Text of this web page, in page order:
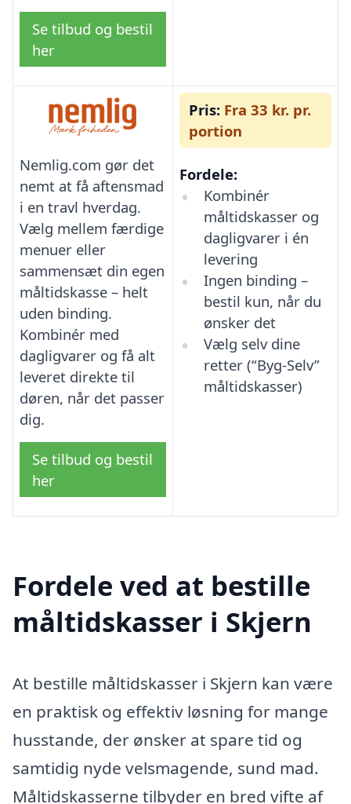
Se tilbud og bestil
her
Nemlig.com gør det
nemt at få aftensmad
i en travl hverdag.
Vælg mellem færdige
menuer eller
sammensæt din egen
måltidskasse – helt
uden binding.
Kombinér med
dagligvarer og få alt
leveret direkte til
døren, når det passer
dig.
Se tilbud og bestil
her
Pris: Fra 33 kr. pr.
portion
Fordele:
Kombinér
måltidskasser og
dagligvarer i én
levering
Ingen binding –
bestil kun, når du
ønsker det
Vælg selv dine
retter (“Byg-Selv”
måltidskasser)
Fordele ved at bestille
måltidskasser i Skjern
At bestille måltidskasser i Skjern kan være
en praktisk og effektiv løsning for mange
husstande, der ønsker at spare tid og
samtidig nyde velsmagende, sund mad.
Måltidskasserne tilbyder en bred vifte af